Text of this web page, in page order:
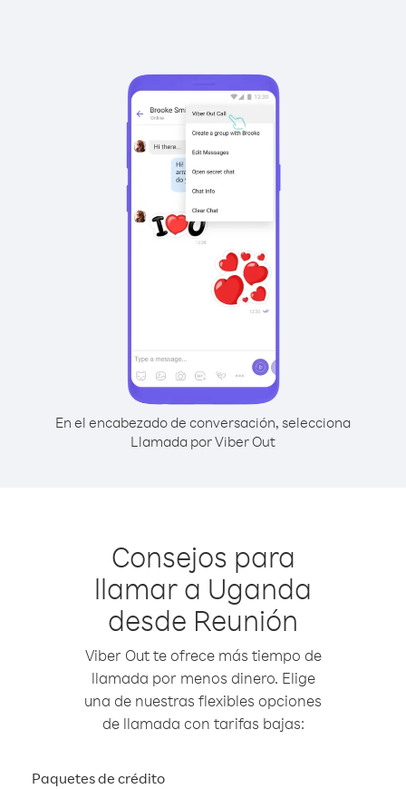
En el encabezado de conversación, selecciona
Llamada por Viber Out
Consejos para
llamar a Uganda
desde Reunión
Viber Out te ofrece más tiempo de
llamada por menos dinero. Elige
una de nuestras flexibles opciones
de llamada con tarifas bajas:
Paquetes de crédito